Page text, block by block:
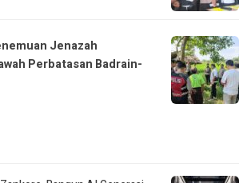
Jenazah
Perbatasan Badrain-